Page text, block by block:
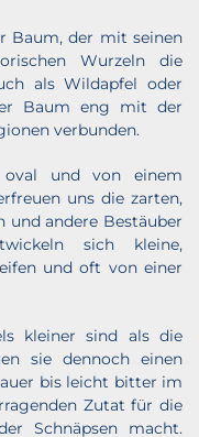
Baum, der mit seinen
Wurzeln die
als Wildapfel oder
Baum eng mit der
verbunden.
und von einem
uns die zarten,
und andere Bestäuber
sich kleine,
und oft von einer
kleiner sind als die
sie dennoch einen
bis leicht bitter im
Zutat für die
Schnäpsen macht.